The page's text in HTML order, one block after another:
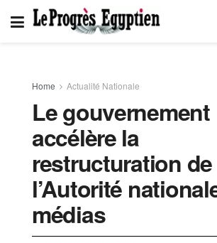
Home Actualité Nationale
Le gouvernement
accélère la
restructuration de
l’Autorité
médias